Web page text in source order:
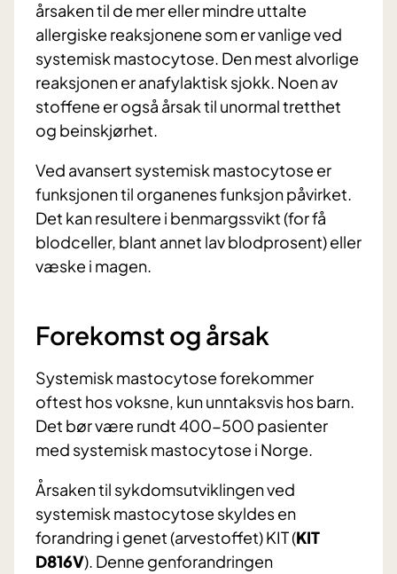
årsaken til de mer eller mindre uttalte
allergiske reaksjonene som er vanlige ved
systemisk mastocytose. Den mest alvorlige
reaksjonen er anafylaktisk sjokk. Noen av
stoffene er også årsak til unormal tretthet
og beinskjørhet.
Ved avansert systemisk mastocytose er
funksjonen til organenes funksjon påvirket.
Det kan resultere i benmargssvikt (for få
blodceller, blant annet lav blodprosent) eller
væske i magen.
Forekomst og årsak
Systemisk mastocytose forekommer
oftest hos voksne, kun unntaksvis hos barn.
Det bør være rundt 400-500 pasienter
med systemisk mastocytose i Norge.
Årsaken til sykdomsutviklingen ved
systemisk mastocytose skyldes en
forandring i genet (arvestoffet) KIT (KIT
D816V). Denne genforandringen